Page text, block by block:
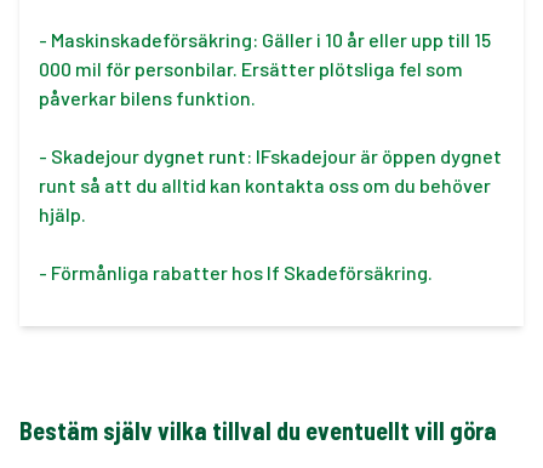
- Maskinskadeförsäkring: Gäller i 10 år eller upp till 15
000 mil för personbilar. Ersätter plötsliga fel som
påverkar bilens funktion.
- Skadejour dygnet runt: IFskadejour är öppen dygnet
runt så att du alltid kan kontakta oss om du behöver
hjälp.
- Förmånliga rabatter hos If Skadeförsäkring.
Bestäm själv vilka tillval du eventuellt vill göra